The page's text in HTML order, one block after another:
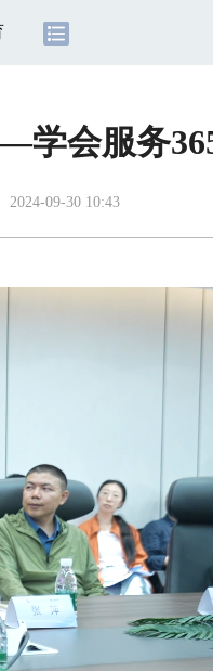
会服务
2024-09-30 10:43